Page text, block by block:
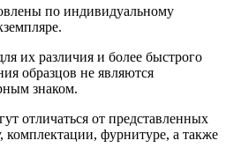
по индивидуальному
их различия и более быстрого
образцов не являются
знаком.
отличаться от представленных
комплектации, фурнитуре, а также